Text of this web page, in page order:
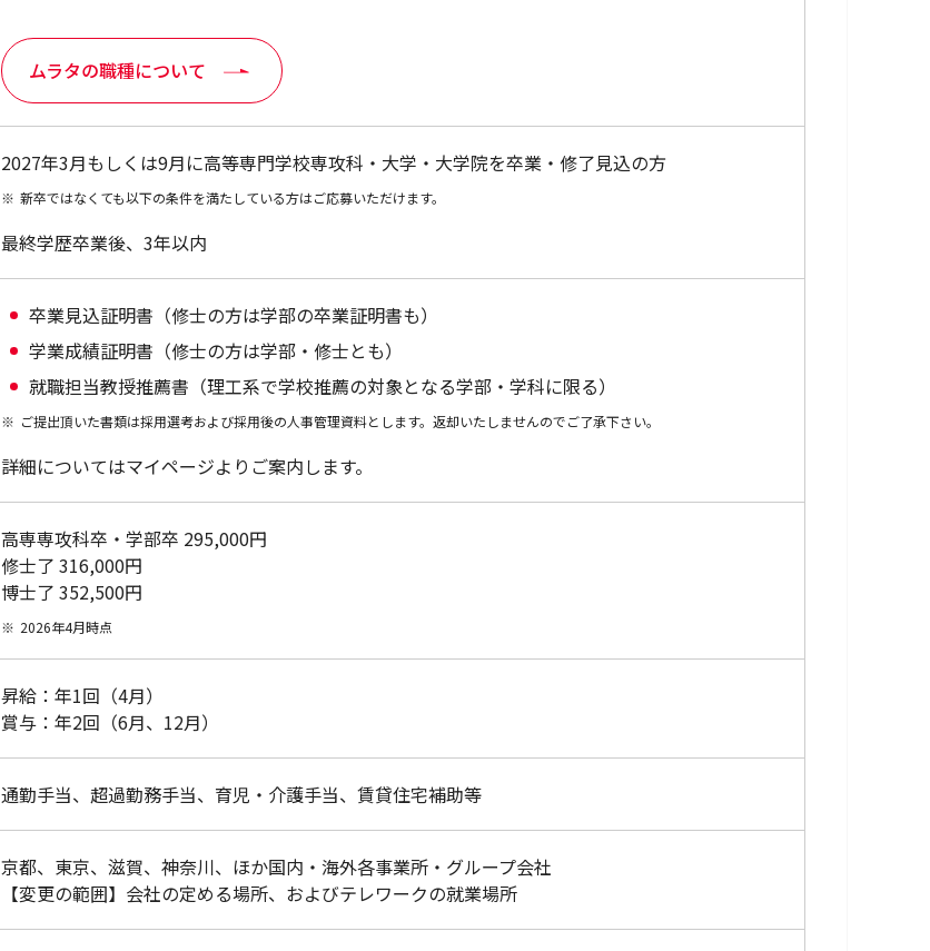
ムラタの職種について
2027年3月もしくは9月に高等専門学校専攻科・大学・大学院を卒業・修了見込の方
※ 新卒ではなくても以下の条件を満たしている方はご応募いただけます。
最終学歴卒業後、3年以内
卒業見込証明書（修士の方は学部の卒業証明書も）
学業成績証明書（修士の方は学部・修士とも）
就職担当教授推薦書（理工系で学校推薦の対象となる学部・学科に限る）
※ ご提出頂いた書類は採用選考および採用後の人事管理資料とします。返却いたしませんのでご了承下さい。
詳細についてはマイページよりご案内します。
高専専攻科卒・学部卒 295,000円
修士了 316,000円
博士了 352,500円
※ 2026年4月時点
昇給：年1回（4月）
賞与：年2回（6月、12月）
通勤手当、超過勤務手当、育児・介護手当、賃貸住宅補助等
京都、東京、滋賀、神奈川、ほか国内・海外各事業所・グループ会社
【変更の範囲】会社の定める場所、およびテレワークの就業場所